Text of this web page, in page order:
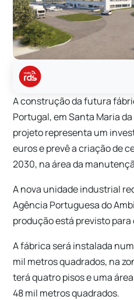
A construção da futura
Portugal, em Santa Maria
projeto representa um
euros e prevê a criação de
2030, na área da
A nova unidade industrial
Agência Portuguesa do
produção está previsto para
A fábrica será instalada
mil metros quadrados, na
terá quatro pisos e uma
48 mil metros quadrados.